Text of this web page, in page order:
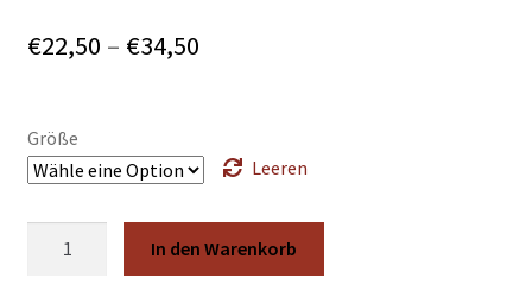
€22,50 – €34,50Preisspanne:
€34,50
Größe
Leeren
In den Warenkorb